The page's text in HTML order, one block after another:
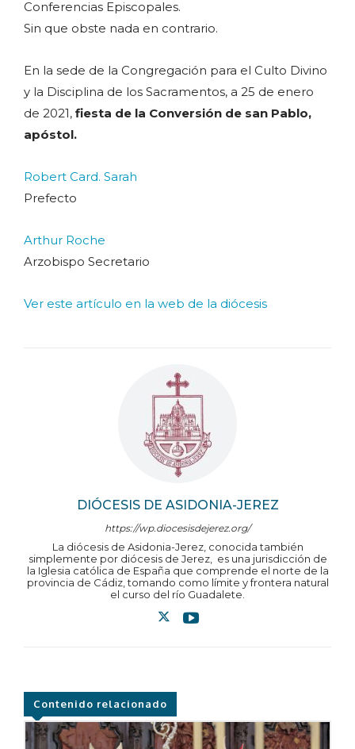
DIÓCESIS DE ASIDONIA-JEREZ
https://wp.diocesisdejerez.org/
La diócesis de Asidonia-Jerez, conocida también
simplemente por diócesis de Jerez, ​ es una jurisdicción de
la Iglesia católica de España que comprende el norte de la
provincia de Cádiz, tomando como límite y frontera natural
el curso del río Guadalete.
Conferencias Episcopales.
Sin que obste nada en contrario.
En la sede de la Congregación para el Culto Divino
y la Disciplina de los Sacramentos, a 25 de enero
de 2021, fiesta de la Conversión de san Pablo,
apóstol.
Robert Card. Sarah
Prefecto
Arthur Roche
Arzobispo Secretario
Ver este artículo en la web de la diócesis
Contenido relacionado